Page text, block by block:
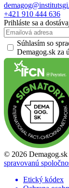
+421 910 444 636
Prihláste sa a
Súhlasím so
Demagog.sk za
© 2026
spravovanú
Etický kódex